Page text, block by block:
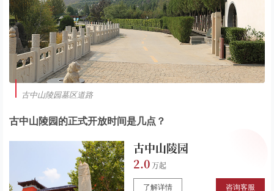
古中山陵园墓区道路
古中山陵园的正式开放时间是几点？
古中山陵园
2.0
了解详情 咨询客服